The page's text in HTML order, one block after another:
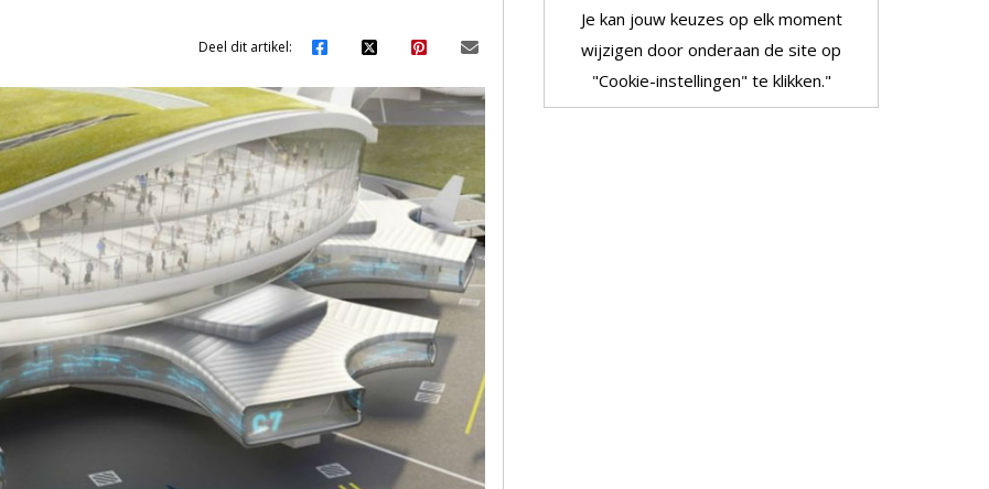
Deel dit artikel:
Je kan jouw keuzes op elk moment
wijzigen door onderaan de site op
"Cookie-instellingen" te klikken."